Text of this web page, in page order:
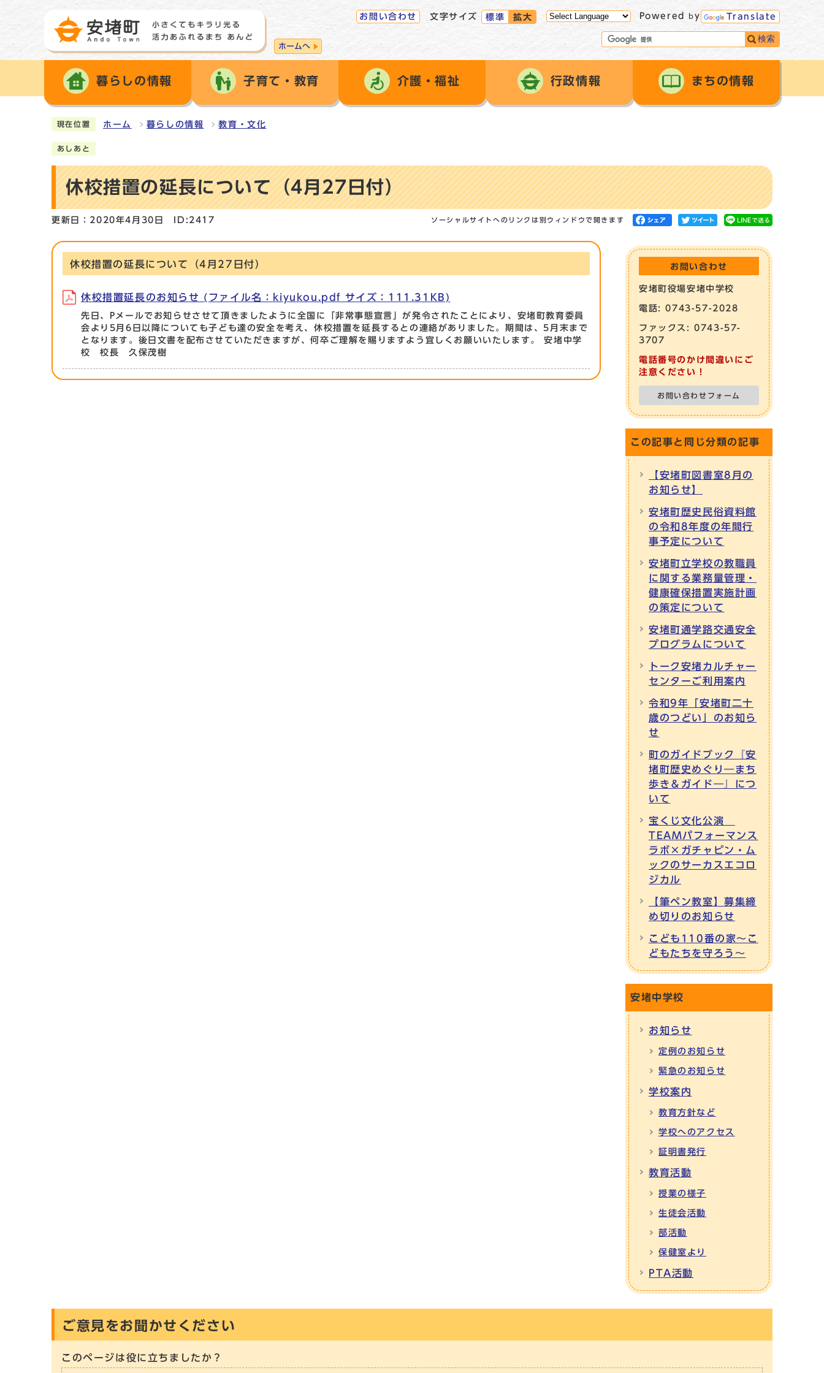
ホームへ
お問い合わせ 文字サイズ 標準 拡大 Powered by Translate
検索
暮らしの情報 子育て・教育 介護・福祉 行政情報 まちの情報
現在位置 ホーム 暮らしの情報 教育・文化
あしあと
休校措置の延長について（4月27日付）
更新日：2020年4月30日 ID:2417 ソーシャルサイトへのリンクは別ウィンドウで開きます
休校措置の延長について（4月27日付）
休校措置延長のお知らせ (ファイル名：kiyukou.pdf サイズ：111.31KB)
先日、Pメールでお知らせさせて頂きましたように全国に「非常事態宣言」が発令されたことにより、安堵町教育委員
会より5月6日以降についても子ども達の安全を考え、休校措置を延長するとの連絡がありました。期間は、5月末まで
となります。後日文書を配布させていただきますが、何卒ご理解を賜りますよう宜しくお願いいたします。 安堵中学
校 校長 久保茂樹
お問い合わせ
安堵町役場安堵中学校
電話: 0743-57-2028
ファックス: 0743-57-
3707
電話番号のかけ間違いにご
注意ください！
お問い合わせフォーム
この記事と同じ分類の記事
【安堵町図書室8月の
お知らせ】
安堵町歴史民俗資料館
の令和8年度の年間行
事予定について
安堵町立学校の教職員
に関する業務量管理・
健康確保措置実施計画
の策定について
安堵町通学路交通安全
プログラムについて
トーク安堵カルチャー
センターご利用案内
令和9年「安堵町二十
歳のつどい」のお知ら
せ
町のガイドブック『安
堵町歴史めぐり―まち
歩き＆ガイド―』につ
いて
宝くじ文化公演
TEAMパフォーマンス
ラボ×ガチャピン・ム
ックのサーカスエコロ
ジカル
【筆ペン教室】募集締
め切りのお知らせ
こども110番の家～こ
どもたちを守ろう～
安堵中学校
お知らせ
定例のお知らせ
緊急のお知らせ
学校案内
教育方針など
学校へのアクセス
証明書発行
教育活動
授業の様子
生徒会活動
部活動
保健室より
PTA活動
ご意見をお聞かせください
このページは役に立ちましたか？